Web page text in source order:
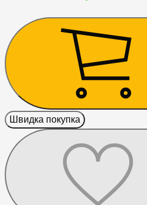
Швидка покупка